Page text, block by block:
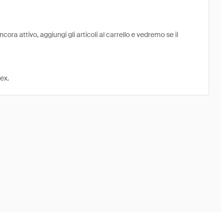
attivo, aggiungi gli articoli al carrello e vedremo se il